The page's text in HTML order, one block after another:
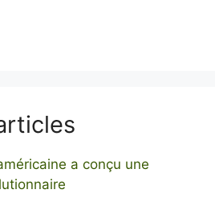
a conçu une